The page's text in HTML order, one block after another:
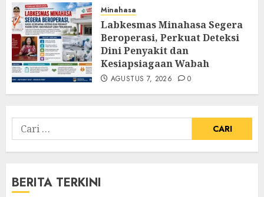
Minahasa
Labkesmas Minahasa Segera
Beroperasi, Perkuat Deteksi
Dini Penyakit dan
Kesiapsiagaan Wabah
AGUSTUS 7, 2026 0
Cari
untuk:
BERITA TERKINI